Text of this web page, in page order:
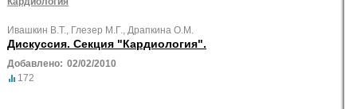
Ивашкин В.Т., Глезер М.Г., Драпкина О.М.
Дискуссия. Секция "Кардиология".
Добавлено: 02/02/2010
172